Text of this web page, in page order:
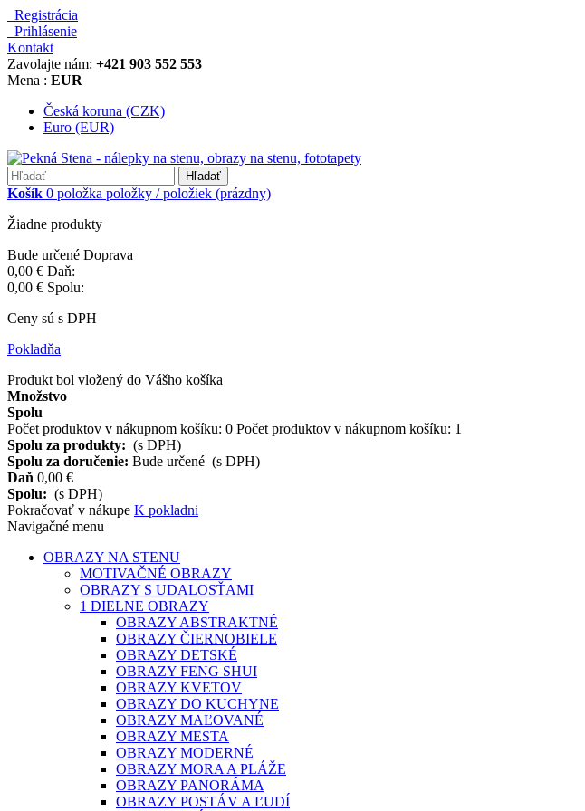
Registrácia
Prihlásenie
Kontakt
Zavolajte nám: +421 903 552 553
Mena : EUR
Česká koruna (CZK)
Euro (EUR)
Hľadať
Košík 0 položka položky / položiek (prázdny)
Žiadne produkty
Bude určené Doprava
0,00 € Daň:
0,00 € Spolu:
Ceny sú s DPH
Pokladňa
Produkt bol vložený do Vášho košíka
Množstvo
Spolu
Počet produktov v nákupnom košíku: 0 Počet produktov v nákupnom košíku: 1
Spolu za produkty: (s DPH)
Spolu za doručenie: Bude určené (s DPH)
Daň 0,00 €
Spolu: (s DPH)
Pokračovať v nákupe K pokladni
Navigačné menu
OBRAZY NA STENU
MOTIVAČNÉ OBRAZY
OBRAZY S UDALOSŤAMI
1 DIELNE OBRAZY
OBRAZY ABSTRAKTNÉ
OBRAZY ČIERNOBIELE
OBRAZY DETSKÉ
OBRAZY FENG SHUI
OBRAZY KVETOV
OBRAZY DO KUCHYNE
OBRAZY MAĽOVANÉ
OBRAZY MESTA
OBRAZY MODERNÉ
OBRAZY MORA A PLÁŽE
OBRAZY PANORÁMA
OBRAZY POSTÁV A ĽUDÍ